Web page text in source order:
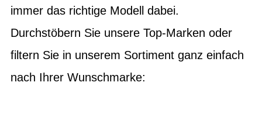
immer das richtige Modell dabei.
Durchstöbern Sie unsere Top-Marken oder
filtern Sie in unserem Sortiment ganz einfach
nach Ihrer Wunschmarke: